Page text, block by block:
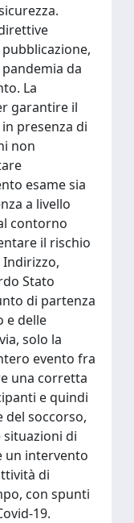
da
La
garantire il
presenza di
non
esame sia
a livello
contorno
il rischio
Indirizzo,
Stato
di partenza
e delle
solo la
evento fra
una corretta
e quindi
del soccorso,
di
un intervento
di
con spunti
19.